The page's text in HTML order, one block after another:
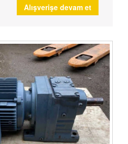
Alışverişe devam et